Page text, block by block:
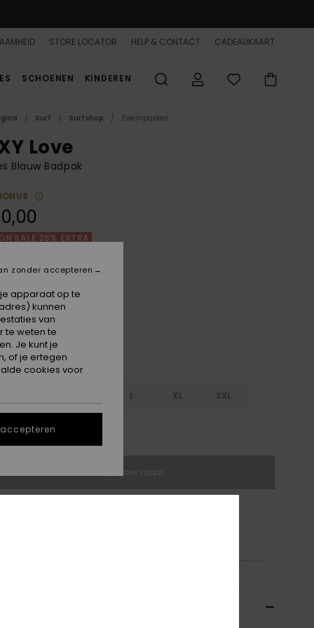
STORE LOCATOR HELP & CONTACT CADEAUKAART
SCHOENEN KINDEREN
Surf Surfshop Zwempakken
Love
Blauw Badpak
SALE 25% EXTRA
Air Blue
L XL XXL
maattabel
apparaat op te
kunnen
van
te weten te
Je kunt je
of je ertegen
cookies voor
zonder accepteren